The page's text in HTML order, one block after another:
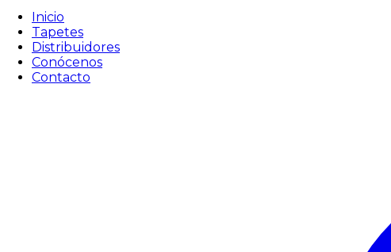
Inicio
Tapetes
Distribuidores
Conócenos
Contacto